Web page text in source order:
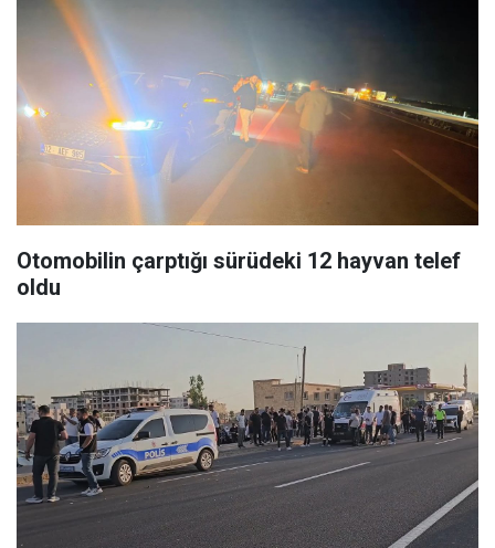
Otomobilin çarptığı sürüdeki 12 hayvan telef
oldu